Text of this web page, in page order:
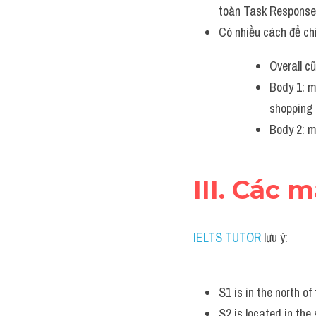
toàn Task
Có nhiều cách để
Overall
Body 1:
Body 2:
III. Các
IELTS TUTOR lưu ý:
S1 is in the north